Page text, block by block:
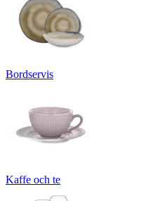
Bordservis
Kaffe och te